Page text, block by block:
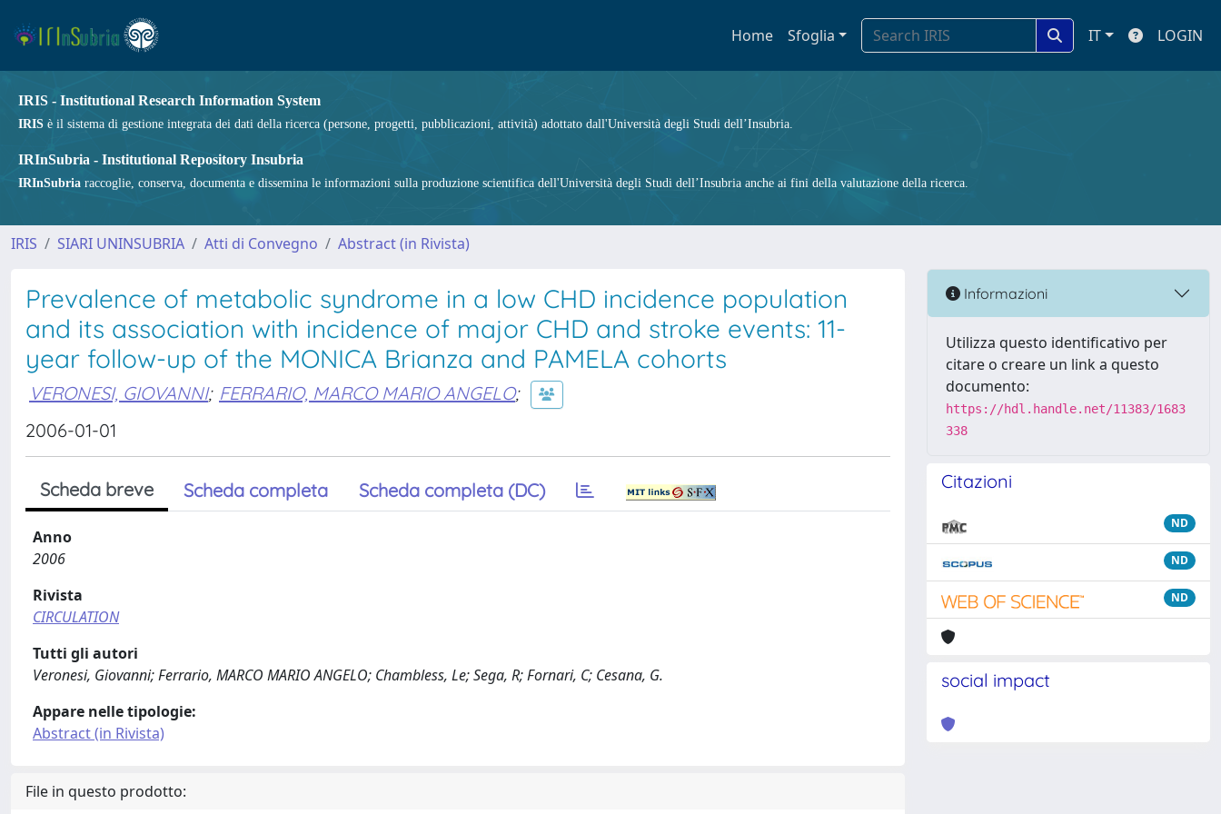
Home Sfoglia IT LOGIN
IRIS - Institutional Research Information System
IRIS è il sistema di gestione integrata dei dati della ricerca (persone, progetti, pubblicazioni, attività) adottato dall'Università degli Studi dell’Insubria.
IRInSubria - Institutional Repository Insubria
IRInSubria raccoglie, conserva, documenta e dissemina le informazioni sulla produzione scientifica dell'Università degli Studi dell’Insubria anche ai fini della valutazione della ricerca.
IRIS SIARI UNINSUBRIA Atti di Convegno Abstract (in Rivista)
Prevalence of metabolic syndrome in a low CHD incidence population
and its association with incidence of major CHD and stroke events: 11-
year follow-up of the MONICA Brianza and PAMELA cohorts
VERONESI, GIOVANNI; FERRARIO, MARCO MARIO ANGELO;
2006-01-01
Scheda breve Scheda completa Scheda completa (DC)
Anno
2006
Rivista
CIRCULATION
Tutti gli autori
Veronesi, Giovanni; Ferrario, MARCO MARIO ANGELO; Chambless, Le; Sega, R; Fornari, C; Cesana, G.
Appare nelle tipologie:
Abstract (in Rivista)
File in questo prodotto:
Informazioni
Utilizza questo identificativo per
citare o creare un link a questo
documento:
https://hdl.handle.net/11383/1683
338
Citazioni
ND
ND
ND
social impact